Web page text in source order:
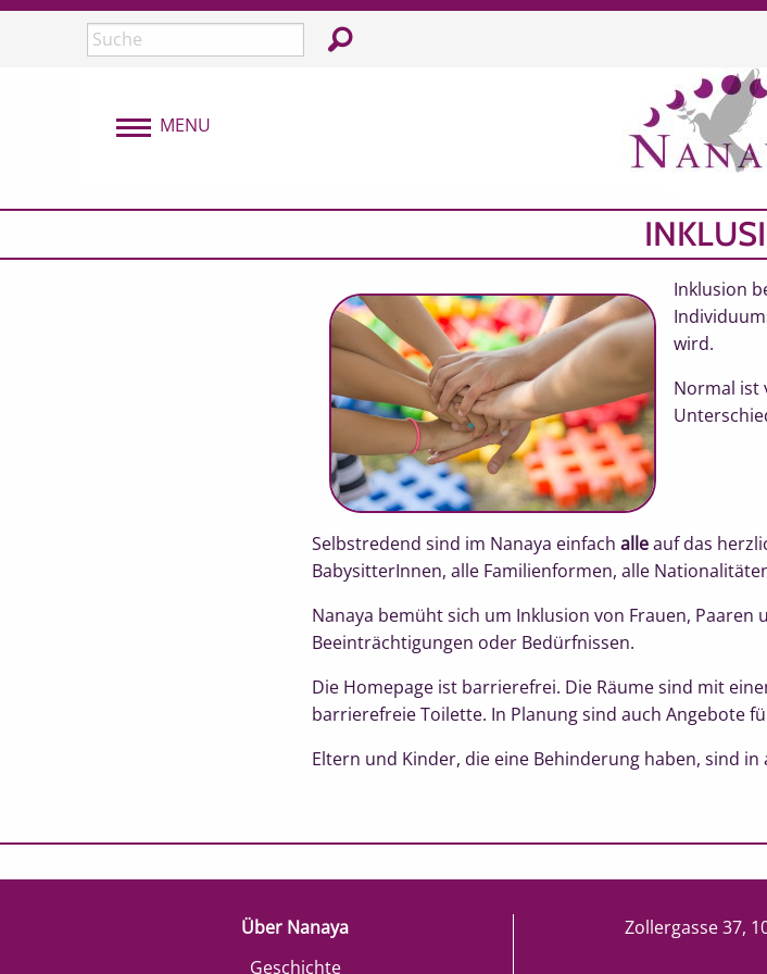
Überspringen und zum Inhalt
Seite durchsuchen:
In der Webseite suchen
MENU MENU
Inklusion
wird.
Normal ist
Selbstredend sind im Nanaya einfach alleauf das
BabysitterInnen, alle Familienformen, alle
Nanaya bemüht sich um Inklusion von Frauen,
Beeinträchtigungen oder Bedürfnissen.
Die Homepage ist barrierefrei. Die Räume sind mit
barrierefreie Toilette. In Planung sind auch Angebote
Eltern und Kinder, die eine Behinderung haben, sind
Über Nanaya
Geschichte
Zollergasse 37,